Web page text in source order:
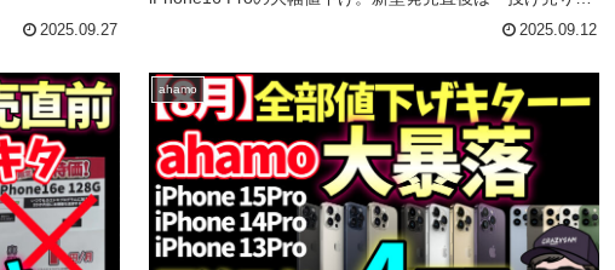
2025.09.27 2025.09.12
ahamo